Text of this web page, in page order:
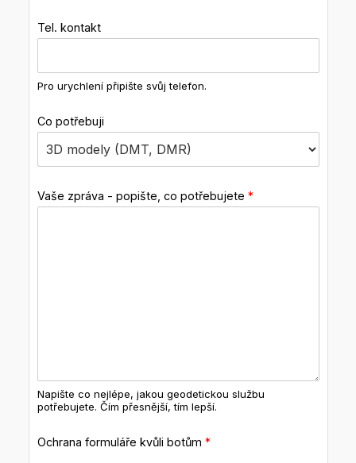
Tel. kontakt
Pro urychlení připište svůj telefon.
Co potřebuji
Vaše zpráva - popište, co potřebujete *
Napište co nejlépe, jakou geodetickou službu
potřebujete. Čím přesnější, tím lepší.
Ochrana formuláře kvůli botům *